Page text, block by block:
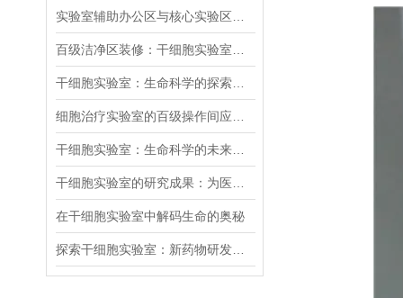
在干细胞实验室中解码生命的奥秘